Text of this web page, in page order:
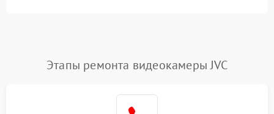
Этапы ремонта видеокамеры JVC